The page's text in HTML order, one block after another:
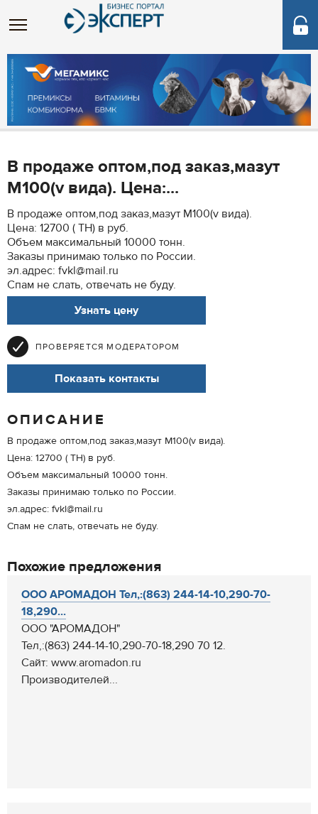
В продаже оптом,под заказ,мазут
М100(v вида). Цена:...
В продаже оптом,под заказ,мазут М100(v вида).
Цена: 12700 ( TH) в руб.
Объем максимальный 10000 тонн.
Заказы принимаю только по России.
эл.адрес: fvkl@mail.ru
Спам не слать, отвечать не буду.
Узнать цену
ПРОВЕРЯЕТСЯ МОДЕРАТОРОМ
Показать контакты
ОПИСАНИЕ
В продаже оптом,под заказ,мазут М100(v вида).
Цена: 12700 ( TH) в руб.
Объем максимальный 10000 тонн.
Заказы принимаю только по России.
эл.адрес: fvkl@mail.ru
Спам не слать, отвечать не буду.
Похожие предложения
ООО АРОМАДОН Тел,:(863) 244-14-10,290-70-
18,290...
ООО "АРОМАДОН"
Тел,:(863) 244-14-10,290-70-18,290 70 12.
Сайт: www.aromadon.ru
Производителей...